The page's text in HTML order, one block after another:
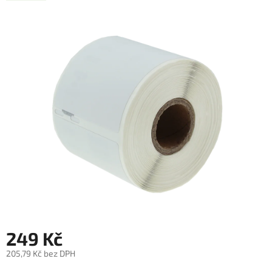
hvězdiček.
249 Kč
205,79 Kč bez DPH